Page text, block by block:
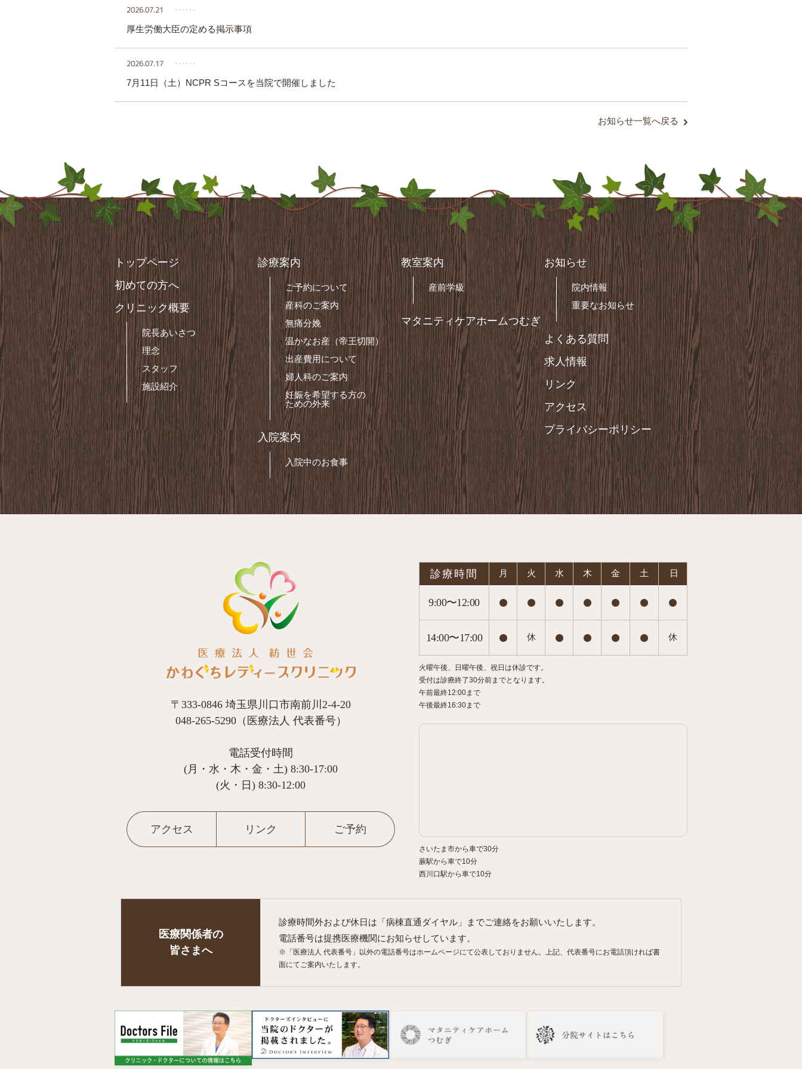
2026.07.21
‥‥‥
厚生労働大臣の定める掲示事項
2026.07.17
‥‥‥
7月11日（土）NCPR Sコースを当院で開催しました
お知らせ一覧へ戻る
トップページ
初めての方へ
クリニック概要
院長あいさつ
理念
スタッフ
施設紹介
診療案内
ご予約について
産科のご案内
無痛分娩
温かなお産（帝王切開）
出産費用について
婦人科のご案内
妊娠を希望する方の
ための外来
入院案内
入院中のお食事
教室案内
産前学級
マタニティケアホームつむぎ
お知らせ
院内情報
重要なお知らせ
よくある質問
求人情報
リンク
アクセス
プライバシーポリシー
〒333-0846 埼玉県川口市南前川2-4-20
048-265-5290（医療法人 代表番号）
電話受付時間
(月・水・木・金・土) 8:30-17:00
(火・日) 8:30-12:00
アクセス リンク ご予約
診療時間 月 火 水 木 金 土 日
9:00〜12:00
14:00〜17:00 休 休
火曜午後、日曜午後、祝日は休診です。
受付は診療終了30分前までとなります。
午前最終12:00まで
午後最終16:30まで
さいたま市から車で30分
蕨駅から車で10分
西川口駅から車で10分
医療関係者の
皆さまへ
診療時間外および休日は「病棟直通ダイヤル」までご連絡をお願いいたします。
電話番号は提携医療機関にお知らせしています。
※「医療法人 代表番号」以外の電話番号はホームページにて公表しておりません。上記、代表番号にお電話頂ければ書
面にてご案内いたします。